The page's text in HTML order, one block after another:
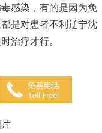
感染，有的是因为免
是对患者不利 辽宁沈
治疗才行。